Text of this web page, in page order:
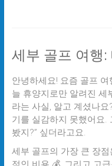
세부 골프 여행:
안녕하세요! 요즘 골프
늘 휴양지로만 알려진 세
라는 사실, 알고 계셨나
기를 실감하지 못했어요.
봤지?” 싶더라고요.
세부 골프의 가장 큰 장